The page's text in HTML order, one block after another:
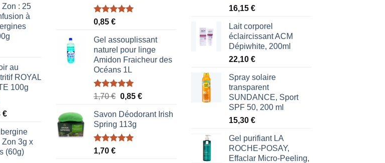
Zon : 25
à
au
ROYAL
100g
€.
€Le
actuel
est :
1,53 €.
Zon 3g x
(60g)
Note5.00
0,85 €
Gel assouplissant
naturel pour linge
Amidon Fraicheur des
Océans 1L
Note5.00
1,70€ Le
initial
était :
1,70 €.
0,85 €Le
actuel
Savon Déodorant Irish
Spring 113g
Note5.00
1,70 €
16,15 €
Lait corporel
éclaircissant ACM
Dépiwhite, 200ml
22,10 €
Spray solaire
transparent
SUNDANCE, Sport
SPF 50, 200 ml
15,30 €
Gel purifiant LA
ROCHE-POSAY,
Effaclar Micro-Peeling,